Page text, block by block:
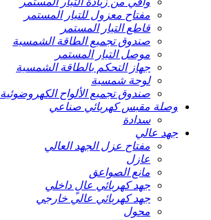
مفتاح معزول للتيار المستمر
قاطع التيار المستمر
صندوق تجميع الطاقة الشمسية
موصل التيار المستمر
جهاز التحكم بالطاقة الشمسية
لوحة شمسية
صندوق تجميع الألواح الكهروضوئية
وصلة مقبس كهربائي صناعي
سدادة
جهد عالي
مفتاح عزل الجهد العالي
عازل
مانع الصواعق
جهد كهربائي عالٍ داخلي
جهد كهربائي عالي خارجي
محول